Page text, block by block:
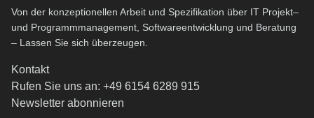
Von der konzeptionellen Arbeit und Spezifikation über IT Projekt–
und Programmmanagement, Softwareentwicklung und Beratung
– Lassen Sie sich überzeugen.
Kontakt
Rufen Sie uns an: +49 6154 6289 915
Newsletter abonnieren